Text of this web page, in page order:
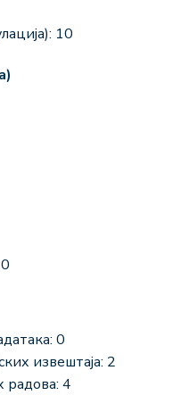
10
0
извештаја: 2
радова: 4